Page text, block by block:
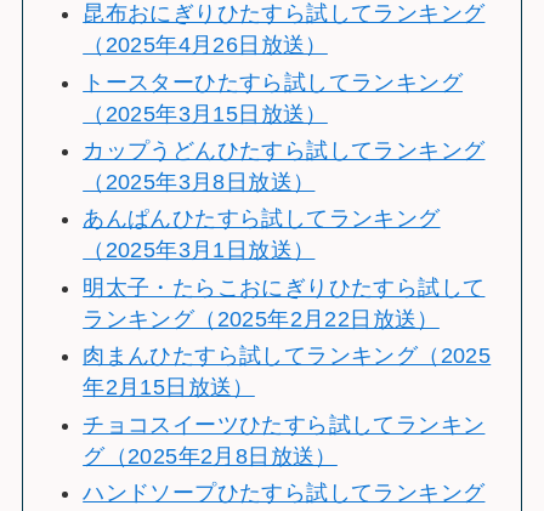
昆布おにぎりひたすら試してランキング
（2025年4月26日放送）
トースターひたすら試してランキング
（2025年3月15日放送）
カップうどんひたすら試してランキング
（2025年3月8日放送）
あんぱんひたすら試してランキング
（2025年3月1日放送）
明太子・たらこおにぎりひたすら試して
ランキング（2025年2月22日放送）
肉まんひたすら試してランキング（2025
年2月15日放送）
チョコスイーツひたすら試してランキン
グ（2025年2月8日放送）
ハンドソープひたすら試してランキング